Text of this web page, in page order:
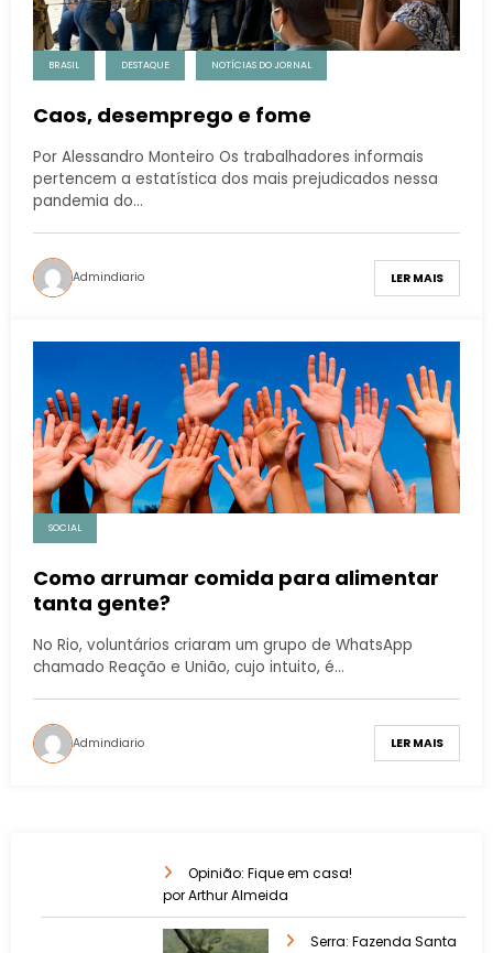
BRASIL DESTAQUE NOTÍCIAS DO JORNAL
Caos, desemprego e fome
Por Alessandro Monteiro Os trabalhadores informais
pertencem a estatística dos mais prejudicados nessa
pandemia do…
Admindiario LER MAIS
SOCIAL
Como arrumar comida para alimentar
tanta gente?
No Rio, voluntários criaram um grupo de WhatsApp
chamado Reação e União, cujo intuito, é…
Admindiario LER MAIS
Opinião: Fique em casa!
por Arthur Almeida
Serra: Fazenda Santa